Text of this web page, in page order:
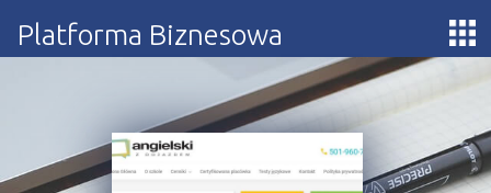
Platforma Biznesowa